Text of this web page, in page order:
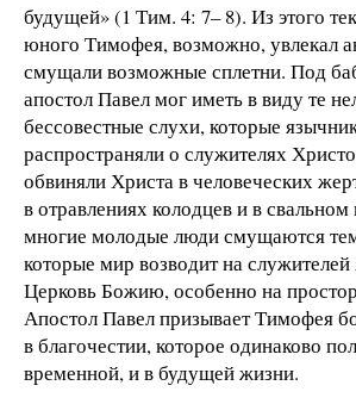
будущей» (1 Тим. 4: 7– 8). Из этого
юного Тимофея, возможно, увлекал
смущали возможные сплетни. Под
апостол Павел мог иметь в виду те
бессовестные слухи, которые
распространяли о служителях
обвиняли Христа в человеческих
в отравлениях колодцев и в
многие молодые люди смущаются
которые мир возводит на
Церковь Божию, особенно на
Апостол Павел призывает Тимофея
в благочестии, которое одинаково
временной, и в будущей жизни.